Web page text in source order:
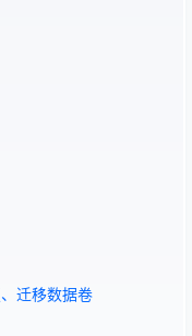
迁移数据卷